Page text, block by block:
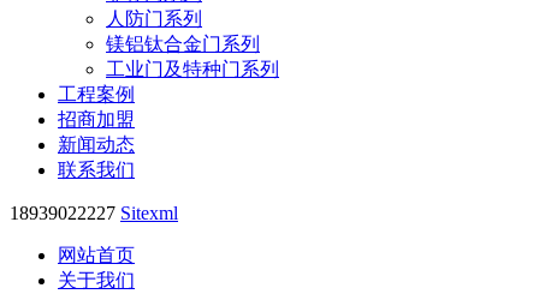
人防门系列
镁铝钛合金门系列
工业门及特种门系列
工程案例
招商加盟
新闻动态
联系我们
18939022227 Sitexml
网站首页
关于我们